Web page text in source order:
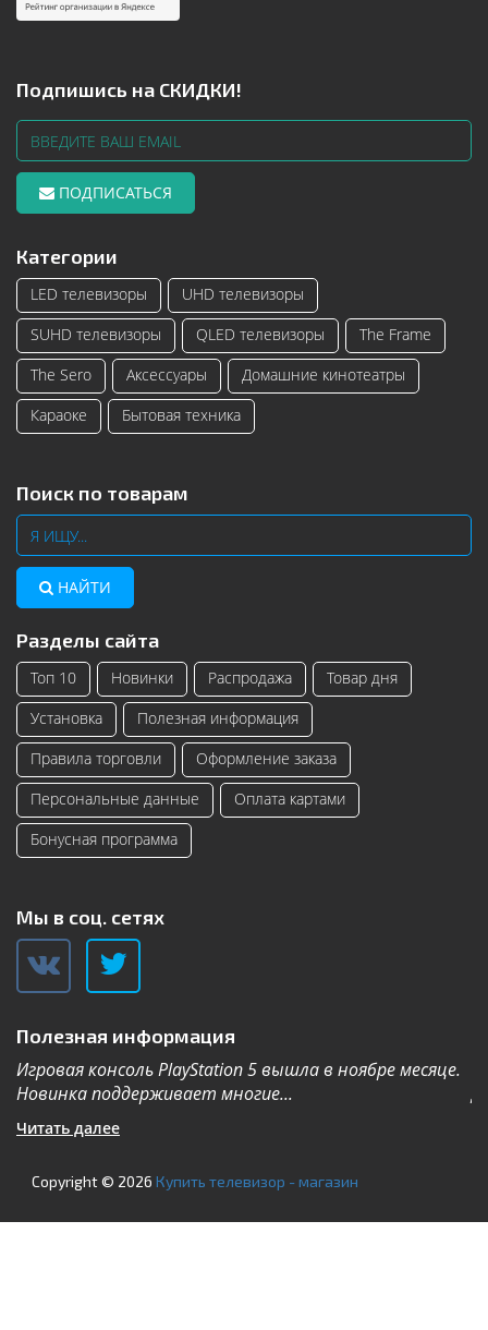
Подпишись на СКИДКИ!
ПОДПИСАТЬСЯ
Категории
LED телевизоры
UHD телевизоры
SUHD телевизоры
QLED телевизоры
The Frame
The Sero
Аксессуары
Домашние кинотеатры
Караоке
Бытовая техника
Поиск по товарам
НАЙТИ
Разделы сайта
Топ 10 Новинки Распродажа
Товар дня
Установка
Полезная информация
Правила торговли
Оформление заказа
Персональные данные
Оплата картами
Бонусная программа
Мы в соц. сетях
Полезная информация
Игровая консоль PlayStation 5 вышла в ноябре месяце.
Новинка поддерживает многие...
Читать далее
Copyright © 2026 Купить телевизор - магазин